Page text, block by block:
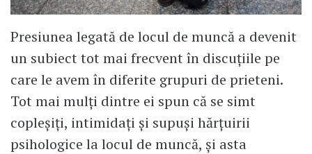
Presiunea legată de locul de muncă a devenit
un subiect tot mai frecvent în discuțiile pe
care le avem în diferite grupuri de prieteni.
Tot mai mulți dintre ei spun că se simt
copleșiți, intimidați și supuși hărțuirii
psihologice la locul de muncă, și asta